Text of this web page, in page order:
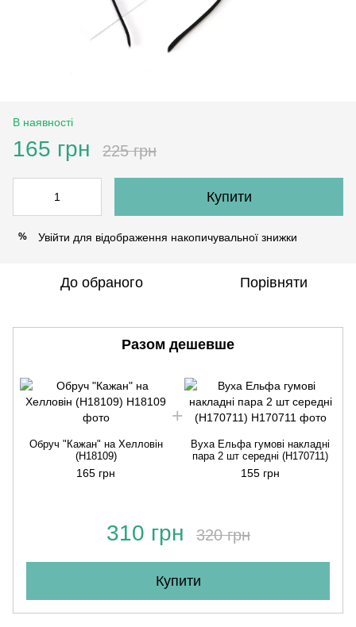
В наявності
165 грн 225 грн
Купити
% Увійти для відображення накопичувальної знижки
До обраного Порівняти
Разом дешевше
Обруч "Кажан" на Хелловін
(H18109)
165 грн
Вуха Ельфа гумові накладні
пара 2 шт середні (H170711)
155 грн
310 грн 320 грн
Купити